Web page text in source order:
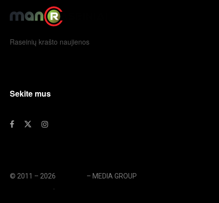
Raseinių krašto naujienos
Sekite mus
© 2011 – 2026 – MEDIA GROUP